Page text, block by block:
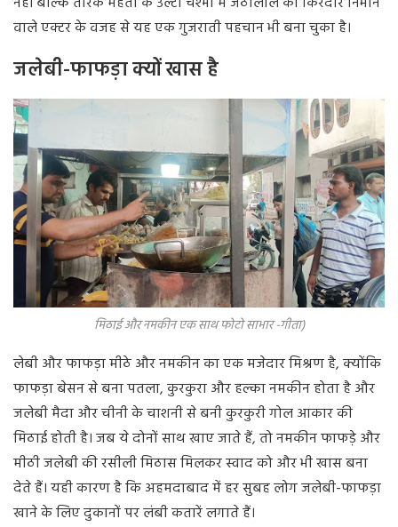
वाले एक्टर के वजह से यह एक गुजराती पहचान भी बना चुका है।
जलेबी-फाफड़ा क्यों खास है
मिठाई और नमकीन एक साथ फोटो साभार -गीता)
लेबी और फाफड़ा मीठे और नमकीन का एक मजेदार मिश्रण है, क्योंकि
फाफड़ा बेसन से बना पतला, कुरकुरा और हल्का नमकीन होता है और
जलेबी मैदा और चीनी के चाशनी से बनी कुरकुरी गोल आकार की
मिठाई होती है। जब ये दोनों साथ खाए जाते हैं, तो नमकीन फाफड़े और
मीठी जलेबी की रसीली मिठास मिलकर स्वाद को और भी खास बना
देते हैं। यही कारण है कि अहमदाबाद में हर सुबह लोग जलेबी-फाफड़ा
खाने के लिए दुकानों पर लंबी कतारें लगाते हैं।